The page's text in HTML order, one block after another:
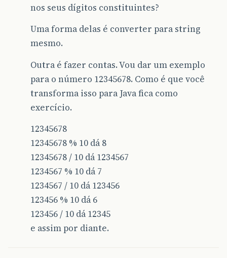
nos seus dígitos constituintes?
Uma forma delas é converter para string
mesmo.
Outra é fazer contas. Vou dar um exemplo
para o número 12345678. Como é que você
transforma isso para Java fica como
exercício.
12345678
12345678 % 10 dá 8
12345678 / 10 dá 1234567
1234567 % 10 dá 7
1234567 / 10 dá 123456
123456 % 10 dá 6
123456 / 10 dá 12345
e assim por diante.